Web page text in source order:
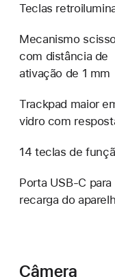
Teclas
Mecanismo
com distância de
ativação de 1 mm
Trackpad maior
vidro com
14 teclas de
Porta USB‑C para
recarga do
Câmera